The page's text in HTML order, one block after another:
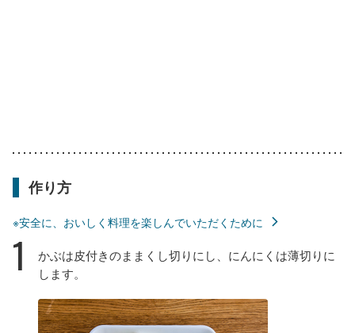
作り方
※安全に、おいしく料理を楽しんでいただくために
1
かぶは皮付きのままくし切りにし、にんにくは薄切りに
します。